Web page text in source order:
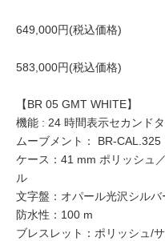
649,000円(税込価格)
583,000円(税込価格)
【BR 05 GMT WHITE】
機能 : 24 時間表示セカンド
ムーブメント： BR-CAL.325
ケース：41 mm ポリッシュ
ル
文字盤：オパール光沢シルバ
防水性：100 m
ブレスレット：ポリッシュ/